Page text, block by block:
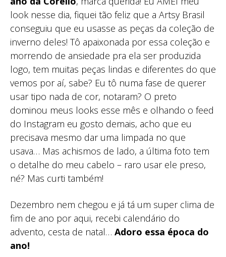
look nesse dia, fiquei tão feliz que a Artsy Brasil
conseguiu que eu usasse as peças da coleção de
inverno deles! Tô apaixonada por essa coleção e
morrendo de ansiedade pra ela ser produzida
logo, tem muitas peças lindas e diferentes do que
vemos por aí, sabe? Eu tô numa fase de querer
usar tipo nada de cor, notaram? O preto
dominou meus looks esse mês e olhando o feed
do Instagram eu gosto demais, acho que eu
precisava mesmo dar uma limpada no que
usava… Mas achismos de lado, a última foto tem
o detalhe do meu cabelo – raro usar ele preso,
né? Mas curti também!
Dezembro nem chegou e já tá um super clima de
fim de ano por aqui, recebi calendário do
advento, cesta de natal… Adoro essa época do
ano!